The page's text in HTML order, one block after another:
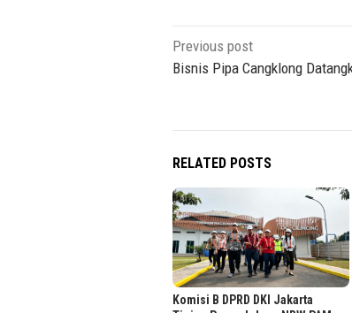
Post
navigation
Previous post
Bisnis Pipa Cangklong
RELATED POSTS
Komisi B DPRD DKI Jakarta